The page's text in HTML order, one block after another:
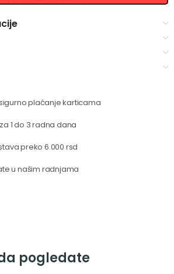
plaćanje karticama
1 do 3 radna dana
preko 6.000 rsd
u našim radnjama
pogledate